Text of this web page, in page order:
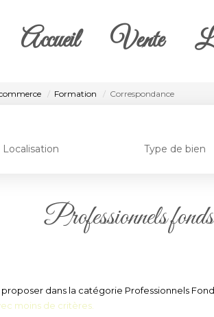
Accueil Vente
Formation Correspondance
Localisation Type de bien
Professionnels fonds
proposer dans la catégorie Professionnels
moins de critères.